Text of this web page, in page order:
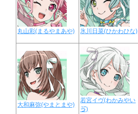
丸山彩(まるやまあや) 氷川日菜(ひかわひな)
大和麻弥(やまとまや)
若宮イヴ(わかみやい
ゔ)